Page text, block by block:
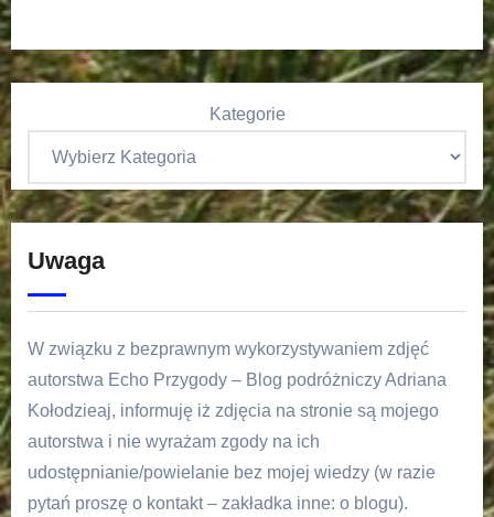
Kategorie
Uwaga
W związku z bezprawnym wykorzystywaniem zdjęć
autorstwa Echo Przygody – Blog podróżniczy Adriana
Kołodzieaj, informuję iż zdjęcia na stronie są mojego
autorstwa i nie wyrażam zgody na ich
udostępnianie/powielanie bez mojej wiedzy (w razie
pytań proszę o kontakt – zakładka inne: o blogu).